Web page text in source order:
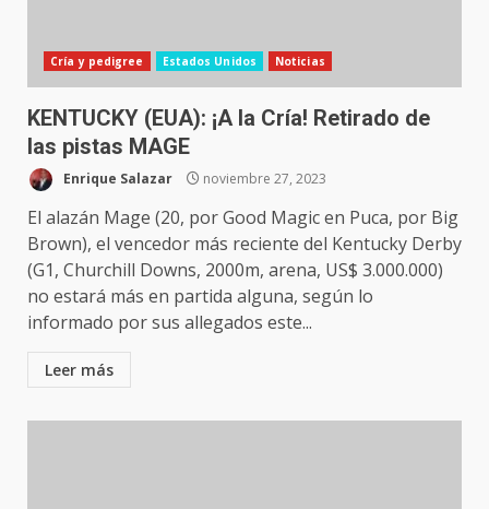
Cría y pedigree Estados Unidos Noticias
KENTUCKY (EUA): ¡A la Cría! Retirado de
las pistas MAGE
Enrique Salazar noviembre 27, 2023
El alazán Mage (20, por Good Magic en Puca, por Big
Brown), el vencedor más reciente del Kentucky Derby
(G1, Churchill Downs, 2000m, arena, US$ 3.000.000)
no estará más en partida alguna, según lo
informado por sus allegados este...
Leer más